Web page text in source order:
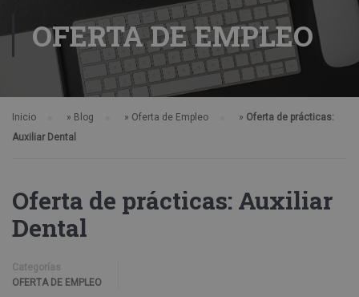
OFERTA DE EMPLEO
Inicio » Blog » Oferta de Empleo » Oferta de prácticas:
Auxiliar Dental
Oferta de prácticas: Auxiliar
Dental
Categorías
OFERTA DE EMPLEO